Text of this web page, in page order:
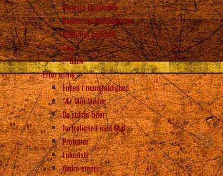
Seneste Budskaber
Bønner fra Budskaberne
Vilkårligt budskab
Søg
Back
Efter emne
Enhed i mangfoldighed
“Ær Min Moder
De sidste tider
Fortrolighed med Gud
Profetier
Eukaristi
Andre emner